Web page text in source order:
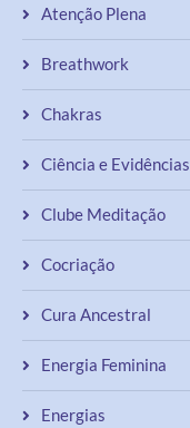
Atenção Plena
Breathwork
Chakras
Ciência e Evidências
Clube Meditação
Cocriação
Cura Ancestral
Energia Feminina
Energias